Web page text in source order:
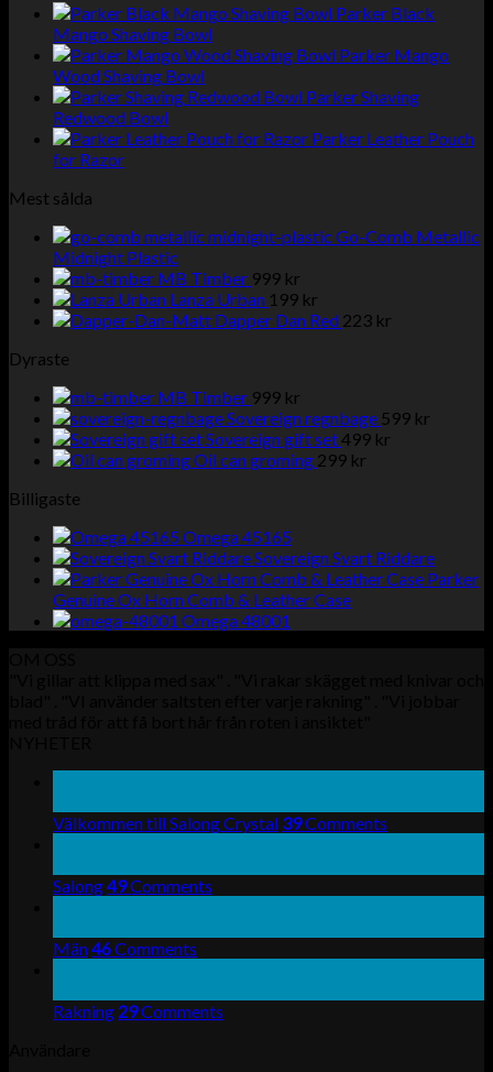
Parker Black
Mango Shaving Bowl
Parker Mango
Wood Shaving Bowl
Parker Shaving
Redwood Bowl
Parker Leather Pouch
for Razor
Mest sålda
Go-Comb Metallic
Midnight Plastic
MB Timber 999 kr
Lanza Urban 199 kr
Dapper Dan Red 223 kr
Dyraste
MB Timber 999 kr
Sovereign regnbage 599 kr
Sovereign gift set499 kr
Oil can groming 299 kr
Billigaste
Omega 45165
Sovereign Svart Riddare
Parker
Genuine Ox Horn Comb & Leather Case
Omega 48001
Välkommen till Salong Crystal 39Comments
Salong49Comments
Män46Comments
Rakning 29Comments